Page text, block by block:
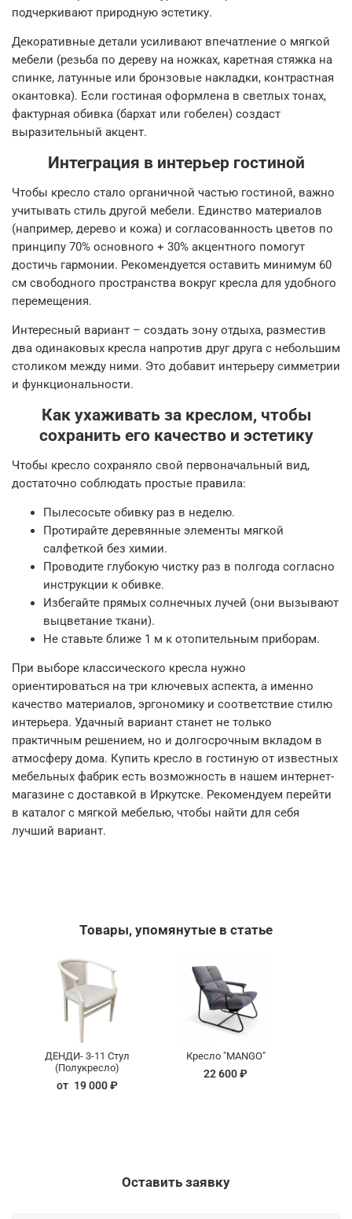
подчеркивают природную эстетику.
Декоративные детали усиливают впечатление о мягкой
мебели (резьба по дереву на ножках, каретная стяжка на
спинке, латунные или бронзовые накладки, контрастная
окантовка). Если гостиная оформлена в светлых тонах,
фактурная обивка (бархат или гобелен) создаст
выразительный акцент.
Интеграция в интерьер гостиной
Чтобы кресло стало органичной частью гостиной, важно
учитывать стиль другой мебели. Единство материалов
(например, дерево и кожа) и согласованность цветов по
принципу 70% основного + 30% акцентного помогут
достичь гармонии. Рекомендуется оставить минимум 60
см свободного пространства вокруг кресла для удобного
перемещения.
Интересный вариант – создать зону отдыха, разместив
два одинаковых кресла напротив друг друга с небольшим
столиком между ними. Это добавит интерьеру симметрии
и функциональности.
Как ухаживать за креслом, чтобы
сохранить его качество и эстетику
Чтобы кресло сохраняло свой первоначальный вид,
достаточно соблюдать простые правила:
Пылесосьте обивку раз в неделю.
Протирайте деревянные элементы мягкой
салфеткой без химии.
Проводите глубокую чистку раз в полгода согласно
инструкции к обивке.
Избегайте прямых солнечных лучей (они вызывают
выцветание ткани).
Не ставьте ближе 1 м к отопительным приборам.
При выборе классического кресла нужно
ориентироваться на три ключевых аспекта, а именно
качество материалов, эргономику и соответствие стилю
интерьера. Удачный вариант станет не только
практичным решением, но и долгосрочным вкладом в
атмосферу дома. Купить кресло в гостиную от известных
мебельных фабрик есть возможность в нашем интернет-
магазине с доставкой в Иркутске. Рекомендуем перейти
в каталог с мягкой мебелью, чтобы найти для себя
лучший вариант.
Товары, упомянутые в статье
ДЕНДИ- 3-11 Стул
(Полукресло)
от 19 000 ₽
Кресло "MANGO"
22 600 ₽
Оставить заявку